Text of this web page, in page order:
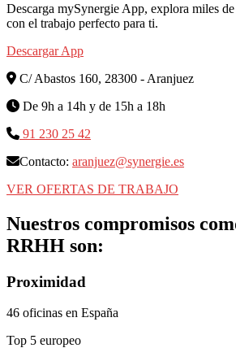
Descarga mySynergie App, explora miles
con el trabajo perfecto para ti.
Descargar App
C/ Abastos 160, 28300 - Aranjuez
De 9h a 14h y de 15h a 18h
91 230 25 42
Contacto: aranjuez@synergie.es
VER OFERTAS DE TRABAJO
Nuestros compromisos
RRHH son:
Proximidad
46 oficinas en España
Top 5 europeo